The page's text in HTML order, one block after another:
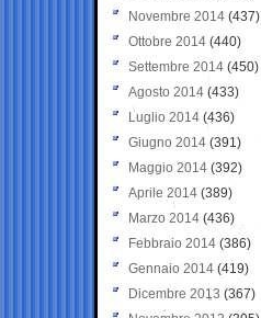
Novembre 2014 (437)
Ottobre 2014 (440)
Settembre 2014 (450)
Agosto 2014 (433)
Luglio 2014 (436)
Giugno 2014 (391)
Maggio 2014 (392)
Aprile 2014 (389)
Marzo 2014 (436)
Febbraio 2014 (386)
Gennaio 2014 (419)
Dicembre 2013 (367)